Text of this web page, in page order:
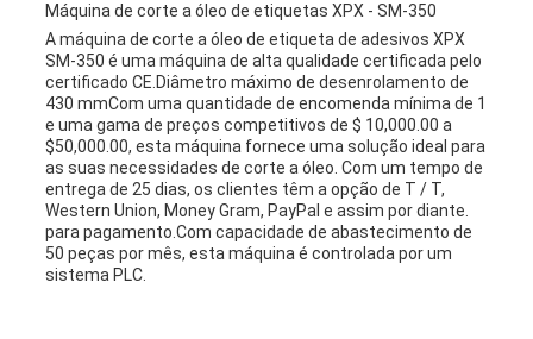
Máquina de corte a óleo de etiquetas XPX - SM-350
A máquina de corte a óleo de etiqueta de adesivos XPX
SM-350 é uma máquina de alta qualidade certificada pelo
certificado CE.Diâmetro máximo de desenrolamento de
430 mmCom uma quantidade de encomenda mínima de 1
e uma gama de preços competitivos de $ 10,000.00 a
$50,000.00, esta máquina fornece uma solução ideal para
as suas necessidades de corte a óleo. Com um tempo de
entrega de 25 dias, os clientes têm a opção de T / T,
Western Union, Money Gram, PayPal e assim por diante.
para pagamento.Com capacidade de abastecimento de
50 peças por mês, esta máquina é controlada por um
sistema PLC.